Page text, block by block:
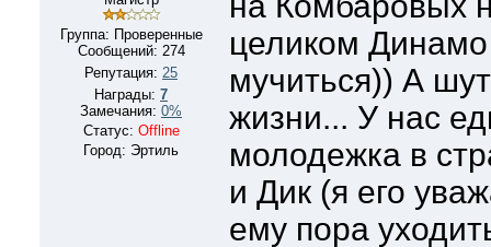
Группа: Проверенные
Сообщений: 274
Репутация: 25
Награды: 7
Замечания: 0%
Статус: Offline
Город: Эртиль
целиком Динамо
мучиться)) А
жизни... У нас
молодежка в
и Дик (я его
ему пора